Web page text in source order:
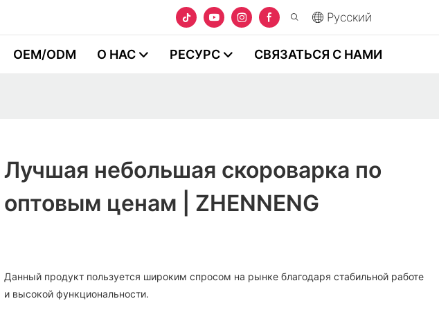
Pусский
OEM/ODM О НАС РЕСУРС СВЯЗАТЬСЯ С НАМИ
Лучшая небольшая скороварка по
оптовым ценам | ZHENNENG
Данный продукт пользуется широким спросом на рынке благодаря стабильной работе
и высокой функциональности.